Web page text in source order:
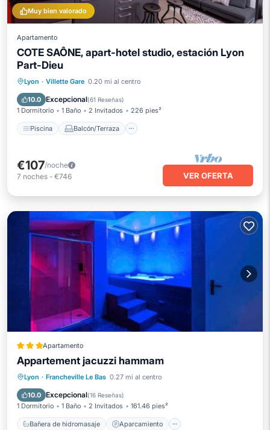
Muy bien valorado
Apartamento
COTE SAÔNE, apart-hotel studio, estación Lyon
Part-Dieu
Lyon · Villette Gare 0.20 mi al centro
10.0 Excepcional(61 Reseñas)
1 Dormitorio 1 Baño 2 Invitados 226 pies²
Piscina Balcón/Terraza
Piscina Balcón/Terraza
Aire acondicionado
€107/noche
7 noches - €746 VER OFERTA
Apartamento
Appartement jacuzzi hammam
Lyon · Francheville Le Bas 0.27 mi al centro
10.0 Excepcional(16 Reseñas)
1 Dormitorio 1 Baño 2 Invitados 161.46 pies²
Bañera de hidromasaje Aparcamiento
Bañera de hidromasaje
Aparcamiento
Spa
Aire acondicionado